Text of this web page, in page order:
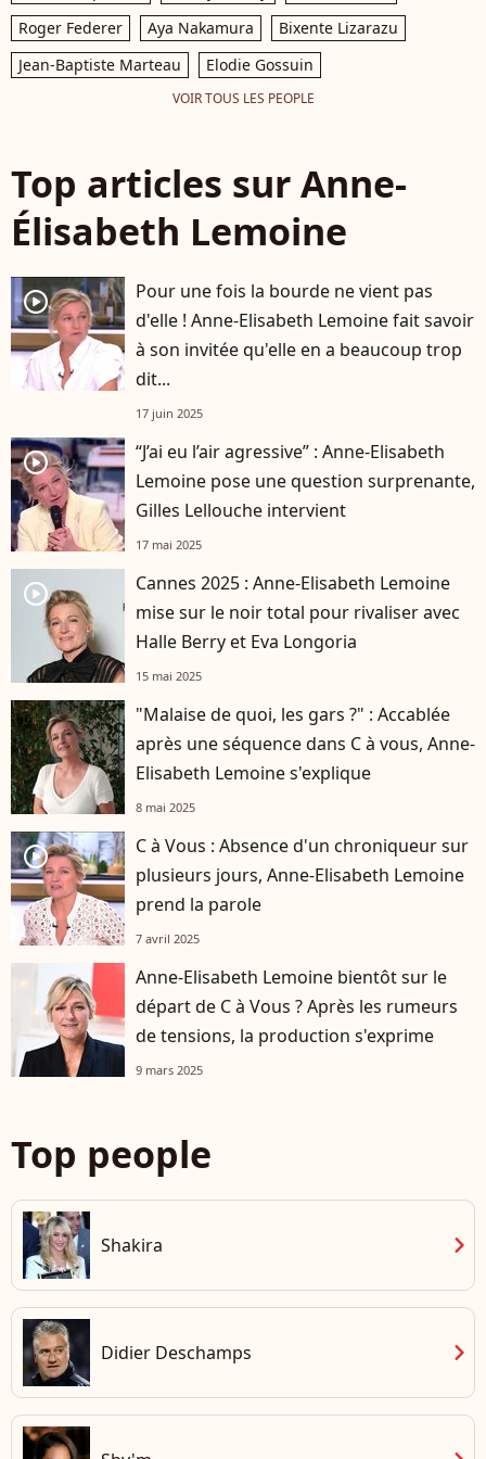
Roger Federer
Aya Nakamura
Bixente Lizarazu
Jean-Baptiste Marteau
Elodie Gossuin
VOIR TOUS LES PEOPLE
Top articles sur Anne-
Élisabeth Lemoine
player2
Pour une fois la bourde ne vient pas
d'elle ! Anne-Elisabeth Lemoine fait savoir
à son invitée qu'elle en a beaucoup trop
dit...
17 juin 2025
player2
“J’ai eu l’air agressive” : Anne-Elisabeth
Lemoine pose une question surprenante,
Gilles Lellouche intervient
17 mai 2025
player2
Cannes 2025 : Anne-Elisabeth Lemoine
mise sur le noir total pour rivaliser avec
Halle Berry et Eva Longoria
15 mai 2025
"Malaise de quoi, les gars ?" : Accablée
après une séquence dans C à vous, Anne-
Elisabeth Lemoine s'explique
8 mai 2025
player2
C à Vous : Absence d'un chroniqueur sur
plusieurs jours, Anne-Elisabeth Lemoine
prend la parole
7 avril 2025
Anne-Elisabeth Lemoine bientôt sur le
départ de C à Vous ? Après les rumeurs
de tensions, la production s'exprime
9 mars 2025
Top people
Shakira chevron_right
Didier Deschamps chevron_right